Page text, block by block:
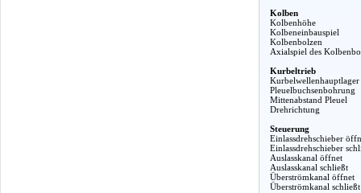
Kolben
Kolbenhöhe
Kolbeneinbauspiel
Kolbenbolzen
Axialspiel des
Kurbeltrieb
Kurbelwellenhauptlager
Pleuelbuchsenbohrung
Mittenabstand Pleuel
Drehrichtung
Steuerung
Einlassdrehschieber
Einlassdrehschieber
Auslasskanal öffnet
Auslasskanal schließt
Überströmkanal öffnet
Überströmkanal schließt